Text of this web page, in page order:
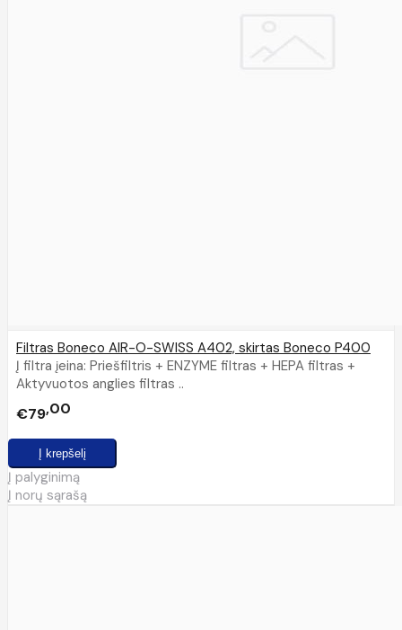
Filtras Boneco AIR-O-SWISS A402, skirtas Boneco P400
Į filtra įeina: Priešfiltris + ENZYME filtras + HEPA filtras +
Aktyvuotos anglies filtras ..
€79 00
Į palyginimą
Į norų sąrašą